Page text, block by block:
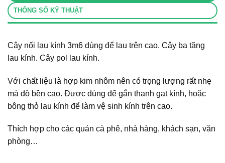
THÔNG SỐ KỸ THUẬT
Cây nối lau kính 3m6 dùng để lau trên cao. Cây ba tăng
lau kính. Cây pol lau kính.
Với chất liệu là hợp kim nhôm nên có trọng lượng rất nhẹ
mà độ bền cao. Được dùng để gắn thanh gạt kính, hoặc
bông thỏ lau kính để làm vệ sinh kính trên cao.
Thích hợp cho các quán cà phê, nhà hàng, khách sạn, văn
phòng…